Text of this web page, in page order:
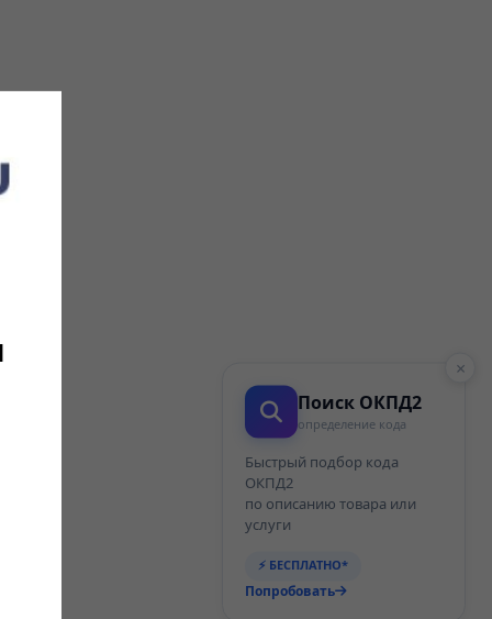
×
Поиск ОКПД2
определение кода
Быстрый подбор кода
ОКПД2
по описанию товара или
услуги
⚡ БЕСПЛАТНО*
Попробовать